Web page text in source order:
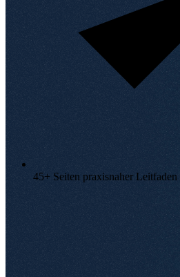
45+ Seiten praxisnaher Leitfaden